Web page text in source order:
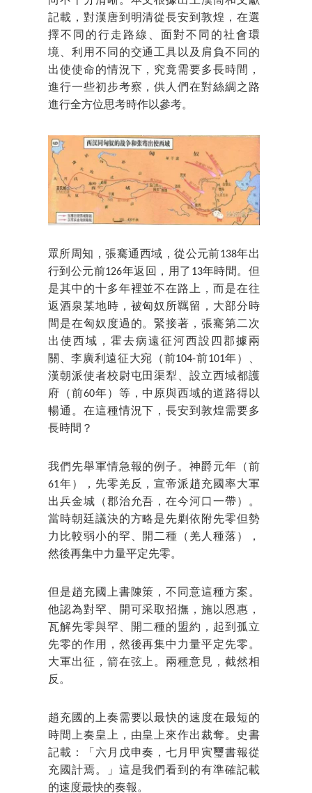
記載，對漢唐到明清從長安到敦煌，在選
擇不同的行走路線、面對不同的社會環
境、利用不同的交通工具以及肩負不同的
出使使命的情況下，究竟需要多長時間，
進行一些初步考察，供人們在對絲綢之路
進行全方位思考時作以參考。
眾所周知，張騫通西域，從公元前138年出
行到公元前126年返回，用了13年時間。但
是其中的十多年裡並不在路上，而是在往
返酒泉某地時，被匈奴所羈留，大部分時
間是在匈奴度過的。緊接著，張騫第二次
出使西域，霍去病遠征河西設四郡據兩
關、李廣利遠征大宛（前104-前101年）、
漢朝派使者校尉屯田渠犁、設立西域都護
府（前60年）等，中原與西域的道路得以
暢通。在這種情況下，長安到敦煌需要多
長時間？
我們先舉軍情急報的例子。神爵元年（前
61年），先零羌反，宣帝派趙充國率大軍
出兵金城（郡治允吾，在今河口一帶）。
當時朝廷議決的方略是先剿依附先零但勢
力比較弱小的罕、開二種（羌人種落），
然後再集中力量平定先零。
但是趙充國上書陳策，不同意這種方案。
他認為對罕、開可采取招撫，施以恩惠，
瓦解先零與罕、開二種的盟約，起到孤立
先零的作用，然後再集中力量平定先零。
大軍出征，箭在弦上。兩種意見，截然相
反。
趙充國的上奏需要以最快的速度在最短的
時間上奏皇上，由皇上來作出裁奪。史書
記載：「六月戊申奏，七月甲寅璽書報從
充國計焉。」這是我們看到的有準確記載
的速度最快的奏報。